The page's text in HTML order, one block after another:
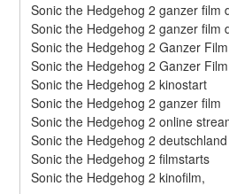
Sonic the Hedgehog 2 ganzer film
Sonic the Hedgehog 2 ganzer film
Sonic the Hedgehog 2 Ganzer
Sonic the Hedgehog 2 Ganzer
Sonic the Hedgehog 2 kinostart
Sonic the Hedgehog 2 ganzer film
Sonic the Hedgehog 2 online
Sonic the Hedgehog 2 deutschland
Sonic the Hedgehog 2 filmstarts
Sonic the Hedgehog 2 kinofilm,